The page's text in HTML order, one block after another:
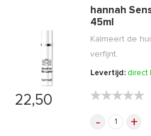
22,50
hannah
45ml
Kalmeert de
verfijnt.
Levertijd: direct
★★★★★
★★★★★
- +